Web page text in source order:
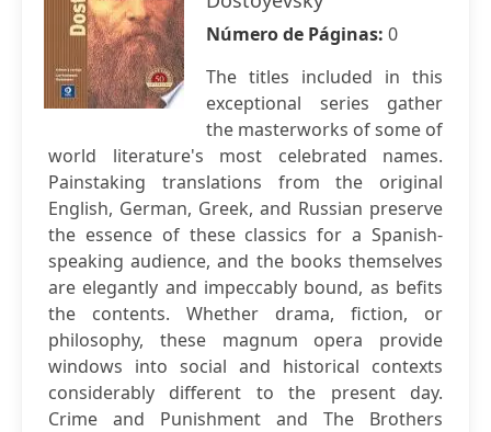
Número de Páginas: 0
The titles included in this
exceptional series gather
the masterworks of some of
world literature's most celebrated names.
Painstaking translations from the original
English, German, Greek, and Russian preserve
the essence of these classics for a Spanish-
speaking audience, and the books themselves
are elegantly and impeccably bound, as befits
the contents. Whether drama, fiction, or
philosophy, these magnum opera provide
windows into social and historical contexts
considerably different to the present day.
Crime and Punishment and The Brothers